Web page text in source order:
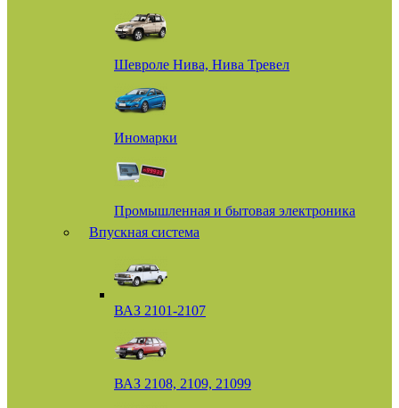
Шевроле Нива, Нива Тревел
Иномарки
Промышленная и бытовая электроника
Впускная система
ВАЗ 2101-2107
ВАЗ 2108, 2109, 21099